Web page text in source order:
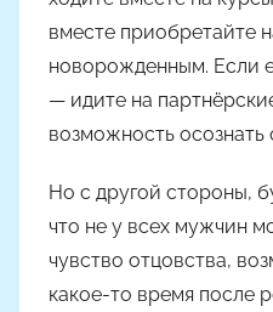
вместе приобретайте
новорожденным. Если
— идите на
возможность осознать
Но с другой стороны,
что не у всех мужчин
чувство отцовства,
какое-то время после